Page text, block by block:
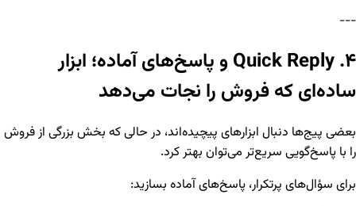
---
۴. Quick Reply و پاسخ‌های آماده؛ ابزار
ساده‌ای که فروش را نجات می‌دهد
بعضی پیج‌ها دنبال ابزارهای پیچیده‌اند، در حالی که بخش بزرگی از فروش
را با پاسخ‌گویی سریع‌تر می‌توان بهتر کرد.
برای سؤال‌های پرتکرار، پاسخ‌های آماده بسازید: